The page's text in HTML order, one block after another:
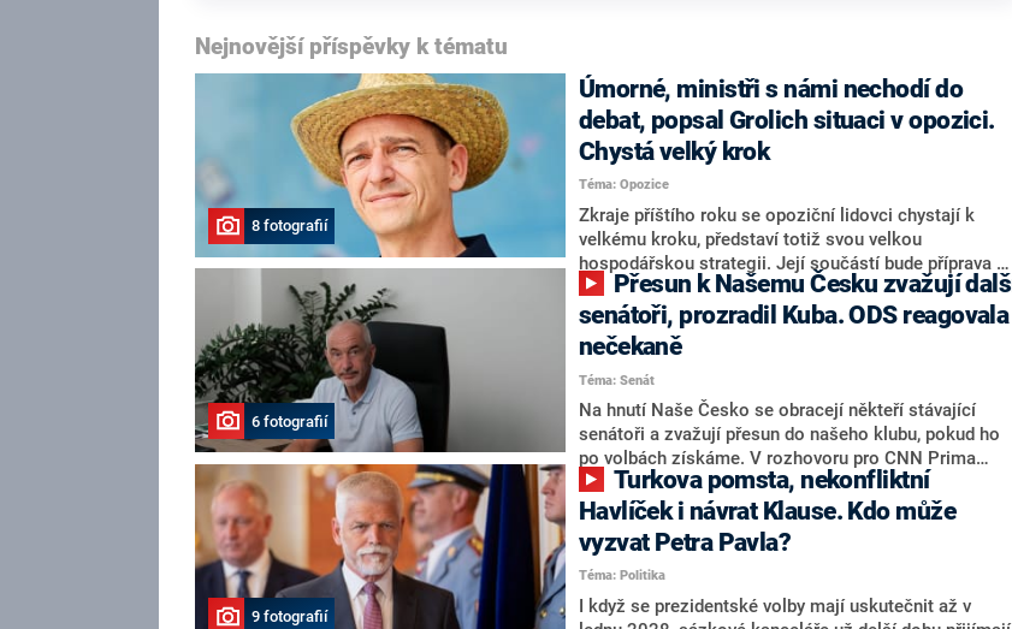
Nejnovější příspěvky k tématu
8 fotografií
Úmorné, ministři s námi nechodí do
debat, popsal Grolich situaci v opozici.
Chystá velký krok
Téma: Opozice
Zkraje příštího roku se opoziční lidovci chystají k
velkému kroku, představí totiž svou velkou
hospodářskou strategii. Její součástí bude příprava na
stárnutí populace, řekl ve středu na setkání s novináři
nový předseda lidovců Jan Grolich. Ten zároveň v
senátních volbách kandiduje ve Vyškově. Popsal i
aktivitu opozice, o níž vládní strany nebo političtí
komentátoři mluví jako o slabé a v defenzivě. „Je to
úmorná práce upozorňovat na chyby vlády. Ministři s
námi navíc nechodí do debat. Chceme ale ukazovat
svoje témata,“ odpověděl Grolich na dotaz CNN Prima
NEWS.
6 fotografií
senátoři, prozradil Kuba. ODS reagovala
nečekaně
Téma: Senát
Na hnutí Naše Česko se obracejí někteří stávající
senátoři a zvažují přesun do našeho klubu, pokud ho
po volbách získáme. V rozhovoru pro CNN Prima
NEWS to řekl zakladatel hnutí a jihočeský hejtman
Martin Kuba. Konkrétní nebyl, ale získat by takto mohl
například senátora Zdeňka Hrabu, který je dnes
součástí klubu ODS a TOP 09. Hraba to na dotaz
redakce nevyloučil. Předseda klubu senátorů ODS
Zdeněk Nytra redakci řekl, že počítá s odchodem
9 fotografií
Havlíček i návrat Klause. Kdo může
vyzvat Petra Pavla?
Téma: Politika
I když se prezidentské volby mají uskutečnit až v